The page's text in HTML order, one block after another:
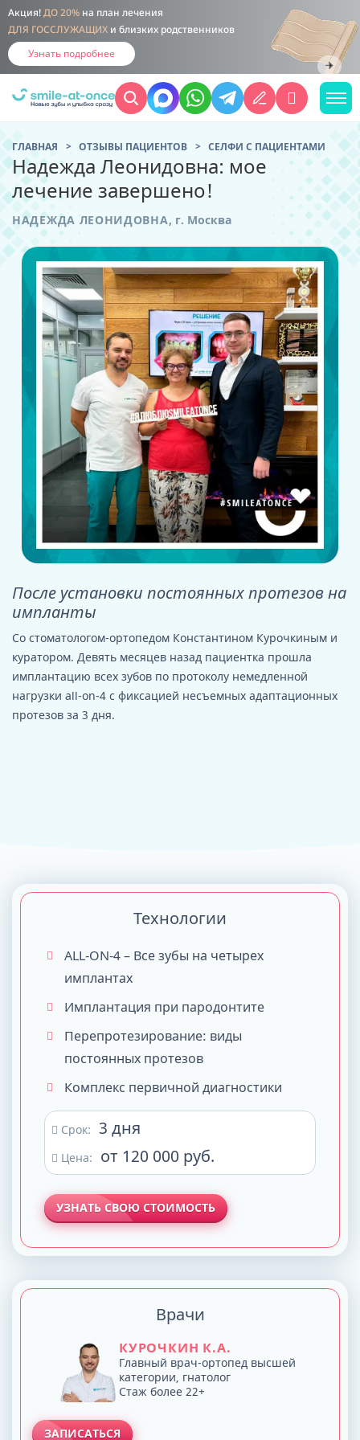
Акция! ДО 20% на план лечения
ДЛЯ ГОССЛУЖАЩИХ и близких родственников
Узнать подробнее
ГЛАВНАЯ ОТЗЫВЫ ПАЦИЕНТОВ CЕЛФИ С ПАЦИЕНТАМИ
Надежда Леонидовна: мое
лечение завершено!
НАДЕЖДА ЛЕОНИДОВНА, г. Москва
После установки постоянных протезов на
импланты
Со стоматологом-ортопедом Константином Курочкиным и
куратором. Девять месяцев назад пациентка прошла
имплантацию всех зубов по протоколу немедленной
нагрузки all-on-4 с фиксацией несъемных адаптационных
протезов за 3 дня.
Технологии
ALL-ON-4 – Все зубы на четырех
имплантах
Имплантация при пародонтите
Перепротезирование: виды
постоянных протезов
Комплекс первичной диагностики
Срок: 3 дня
Цена: от 120 000 руб.
УЗНАТЬ СВОЮ СТОИМОСТЬ
Врачи
КУРОЧКИН К.А.
Главный врач-ортопед высшей
категории, гнатолог
Стаж более 22+
ЗАПИСАТЬСЯ